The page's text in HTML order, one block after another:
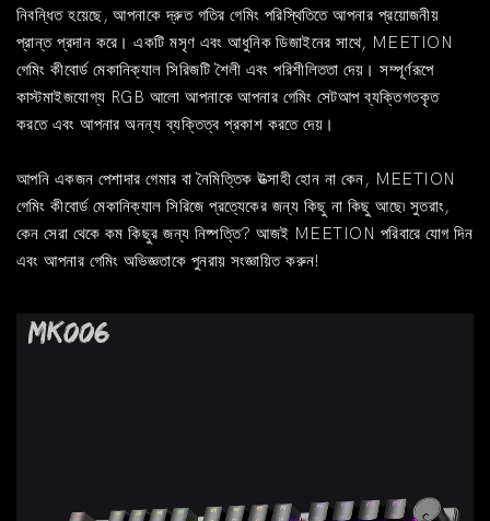
নিবন্ধিত হয়েছে, আপনাকে দ্রুত গতির গেমিং পরিস্থিতিতে আপনার প্রয়োজনীয়
প্রান্ত প্রদান করে। একটি মসৃণ এবং আধুনিক ডিজাইনের সাথে, MEETION
গেমিং কীবোর্ড মেকানিক্যাল সিরিজটি শৈলী এবং পরিশীলিততা দেয়। সম্পূর্ণরূপে
কাস্টমাইজযোগ্য RGB আলো আপনাকে আপনার গেমিং সেটআপ ব্যক্তিগতকৃত
করতে এবং আপনার অনন্য ব্যক্তিত্ব প্রকাশ করতে দেয়।
আপনি একজন পেশাদার গেমার বা নৈমিত্তিক উত্সাহী হোন না কেন, MEETION
গেমিং কীবোর্ড মেকানিক্যাল সিরিজে প্রত্যেকের জন্য কিছু না কিছু আছে৷ সুতরাং,
কেন সেরা থেকে কম কিছুর জন্য নিষ্পত্তি? আজই MEETION পরিবারে যোগ দিন
এবং আপনার গেমিং অভিজ্ঞতাকে পুনরায় সংজ্ঞায়িত করুন!
MK006